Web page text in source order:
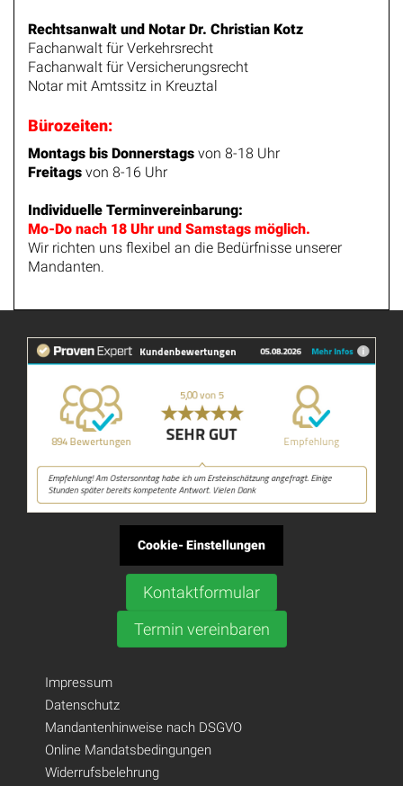
Rechtsanwalt und Notar Dr. Christian Kotz
Fachanwalt für Verkehrsrecht
Fachanwalt für Versicherungsrecht
Notar mit Amtssitz in Kreuztal
Bürozeiten:
Montags bis Donnerstags von 8-18 Uhr
Freitags von 8-16 Uhr
Individuelle Terminvereinbarung:
Mo-Do nach 18 Uhr und Samstags möglich.
Wir richten uns flexibel an die Bedürfnisse unserer
Mandanten.
Cookie- Einstellungen
Kontaktformular
Termin vereinbaren
Impressum
Datenschutz
Mandantenhinweise nach DSGVO
Online Mandatsbedingungen
Widerrufsbelehrung